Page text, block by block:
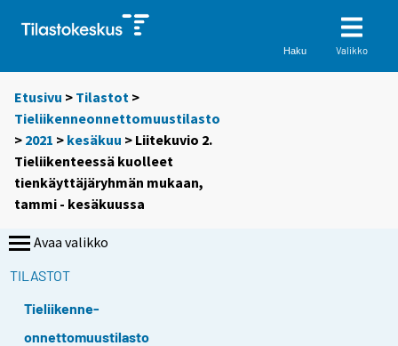
Haku Valikko
Etusivu > Tilastot >
Tieliikenneonnettomuustilasto
> 2021 > kesäkuu > Liitekuvio 2.
Tieliikenteessä kuolleet
tienkäyttäjäryhmän mukaan,
tammi - kesäkuussa
Avaa valikko
TILASTOT
Tieliikenne-
onnettomuustilasto